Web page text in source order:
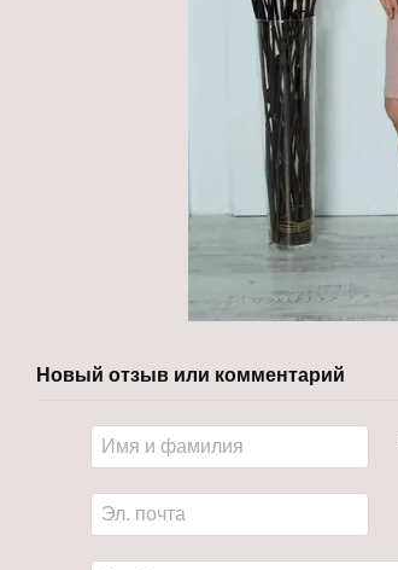
Новый отзыв или комментарий